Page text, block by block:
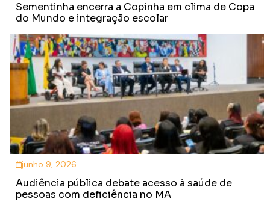
Sementinha encerra a Copinha em clima de Copa
do Mundo e integração escolar
junho 9, 2026
Audiência pública debate acesso à saúde de
pessoas com deficiência no MA